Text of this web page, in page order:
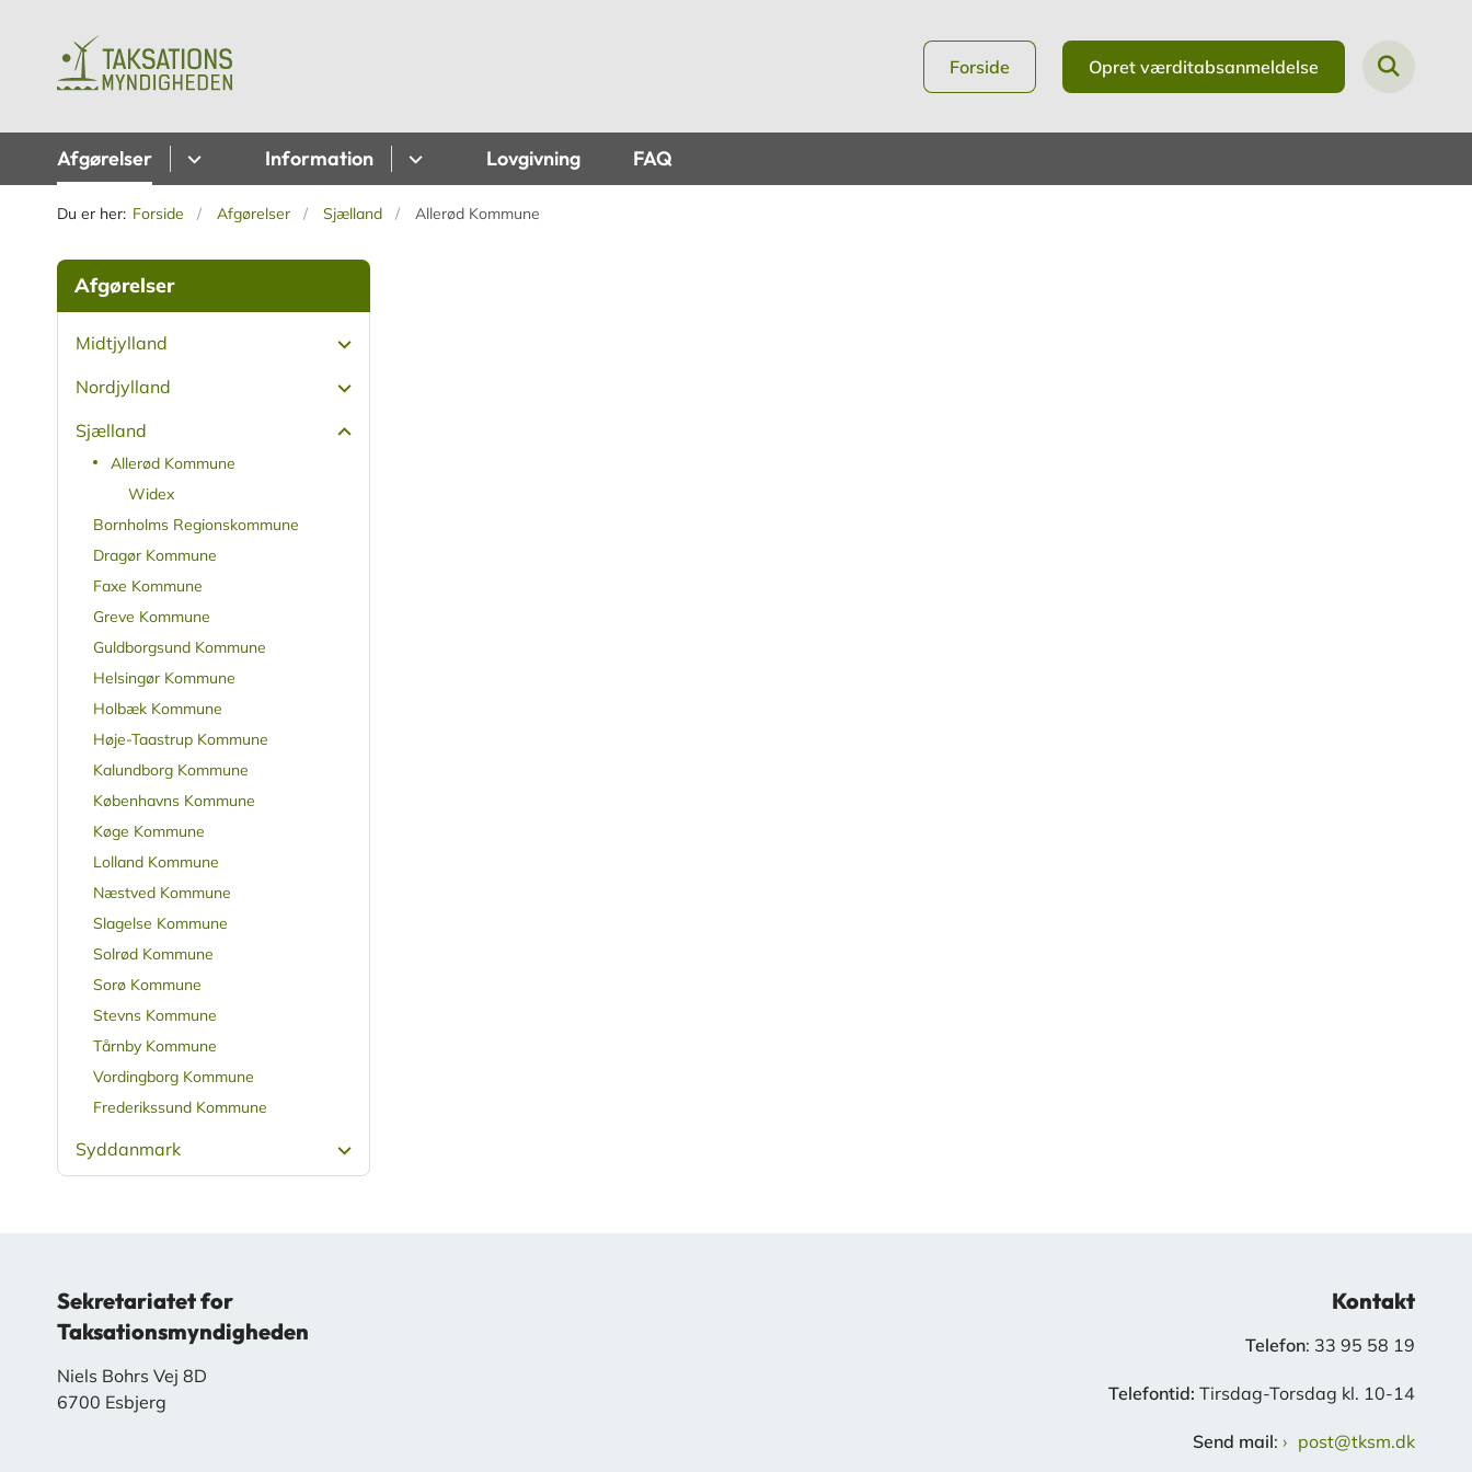
Forside Opret værditabsanmeldelse
Afgørelser Information Lovgivning FAQ
Du er her: Forside Afgørelser Sjælland Allerød Kommune
Afgørelser
Midtjylland
Nordjylland
Sjælland
Allerød Kommune
Widex
Bornholms Regionskommune
Dragør Kommune
Faxe Kommune
Greve Kommune
Guldborgsund Kommune
Helsingør Kommune
Holbæk Kommune
Høje-Taastrup Kommune
Kalundborg Kommune
Københavns Kommune
Køge Kommune
Lolland Kommune
Næstved Kommune
Slagelse Kommune
Solrød Kommune
Sorø Kommune
Stevns Kommune
Tårnby Kommune
Vordingborg Kommune
Frederikssund Kommune
Syddanmark
Sekretariatet for
Taksationsmyndigheden
Niels Bohrs Vej 8D
6700 Esbjerg
Kontakt
Telefon: 33 95 58 19
Telefontid: Tirsdag-Torsdag kl. 10-14
Send mail: post@tksm.dk